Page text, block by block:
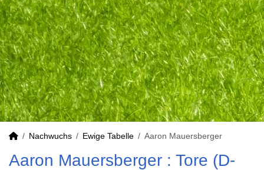
Nachwuchs Ewige Tabelle Aaron Mauersberger
Aaron Mauersberger : Tore (D-